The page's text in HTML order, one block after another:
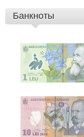
Банкноты